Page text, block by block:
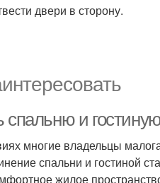
двери в сторону.
спальню и
многие владельцы
спальни и гостиной
жилое